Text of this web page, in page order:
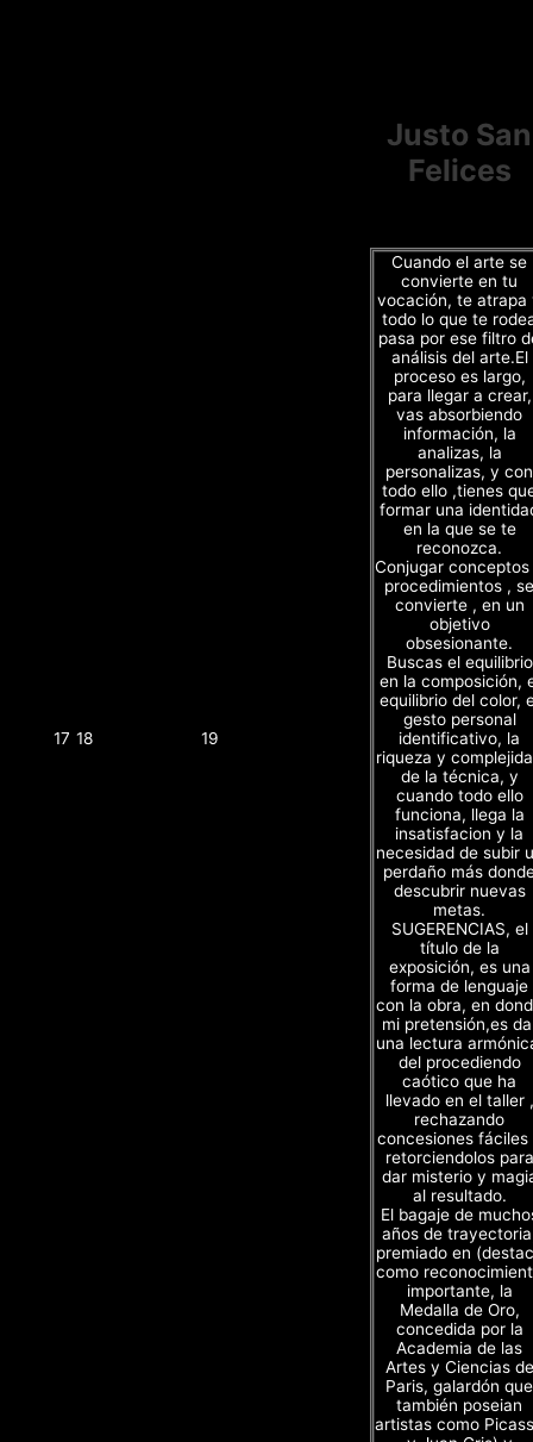
17 18 19
Justo San
Felices
Cuando el arte se
convierte en tu
vocación, te atrapa
todo lo que te
pasa por ese filtro
análisis del arte.El
proceso es largo,
para llegar a crear,
vas absorbiendo
información, la
analizas, la
personalizas, y con
todo ello ,tienes
formar una
en la que se te
reconozca.
Conjugar
procedimientos , se
convierte , en un
objetivo
obsesionante.
Buscas el equilibrio
en la composición,
equilibrio del color,
gesto personal
identificativo, la
riqueza y
de la técnica, y
cuando todo ello
funciona, llega la
insatisfacion y la
necesidad de subir
perdaño más
descubrir nuevas
metas.
SUGERENCIAS, el
título de la
exposición, es una
forma de lenguaje
con la obra, en
mi pretensión,es
una lectura
del procediendo
caótico que ha
llevado en el taller ,
rechazando
concesiones fáciles
retorciendolos para
dar misterio y
al resultado.
El bagaje de
años de
premiado en
como
importante, la
Medalla de Oro,
concedida por la
Academia de las
Artes y Ciencias de
Paris, galardón que
también poseian
artistas como